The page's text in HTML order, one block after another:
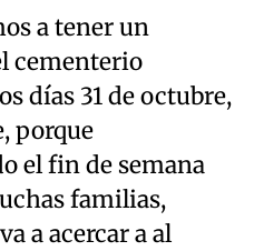
a tener un
cementerio
días 31 de octubre,
porque
el fin de semana
familias,
a acercar a al